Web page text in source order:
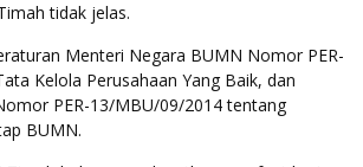
tidak jelas.
Menteri Negara BUMN Nomor PER-
Kelola Perusahaan Yang Baik, dan
PER-13/MBU/09/2014 tentang
BUMN.